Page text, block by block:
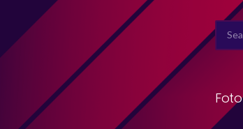
SEARCH
FOR:
Foto